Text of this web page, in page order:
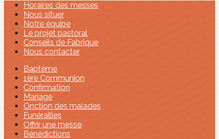
Horaires des messes
Nous situer
Notre équipe
Le projet pastoral
Conseils de Fabrique
Nous contacter
Baptême
1ère Communion
Confirmation
Mariage
Onction des malades
Funérailles
Offrir une messe
Bénédictions